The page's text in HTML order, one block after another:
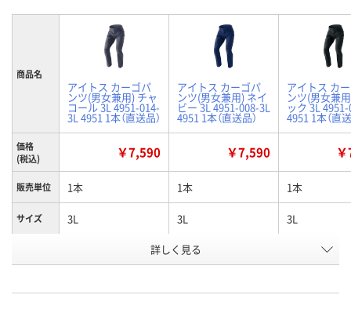
商品名
アイトス カーゴパ
ンツ(男女兼用) チャ
コール 3L 4951-014-
3L 4951 1本（直送品）
アイトス カーゴパ
ンツ(男女兼用) ネイ
ビー 3L 4951-008-3L
4951 1本（直送品）
アイトス カ
ンツ(男女兼
ック 3L
4951 1本（直
価格
(税込)
￥7,590 ￥7,590
販売単位 1本 1本 1本
サイズ 3L 3L 3L
ネイビー ブラック
号
詳しく見る